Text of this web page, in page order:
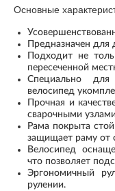
Основные
Предназначен
Подходит не
пересеченной
Специально
велосипед
Прочная и
сварочными
Рама покрыта
защищает раму от
Велосипед
что позволяет
Эргономичный
рулении.